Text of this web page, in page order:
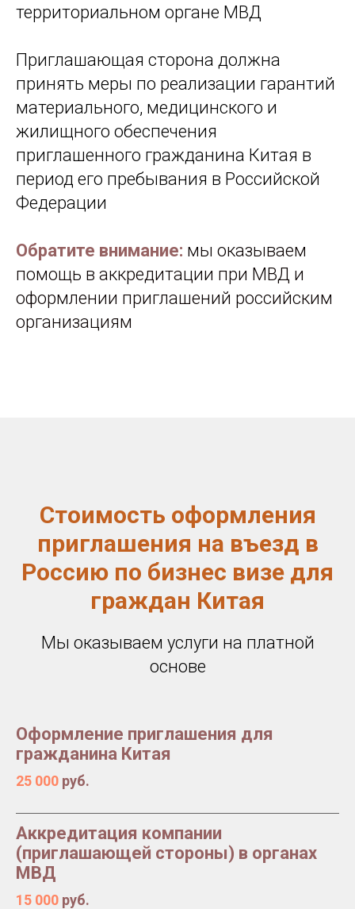
территориальном органе МВД
Приглашающая сторона должна
принять меры по реализации гарантий
материального, медицинского и
жилищного обеспечения
приглашенного гражданина Китая в
период его пребывания в Российской
Федерации
Обратите внимание: мы оказываем
помощь в аккредитации при МВД и
оформлении приглашений российским
организациям
Стоимость оформления
приглашения на въезд в
Россию по бизнес визе для
граждан Китая
Мы оказываем услуги на платной
основе
Оформление приглашения для
гражданина Китая
25 000 руб.
Аккредитация компании
(приглашающей стороны) в органах
МВД
15 000 руб.